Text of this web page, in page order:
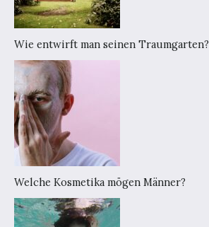
Wie entwirft man seinen Traumgarten?
Welche Kosmetika mögen Männer?